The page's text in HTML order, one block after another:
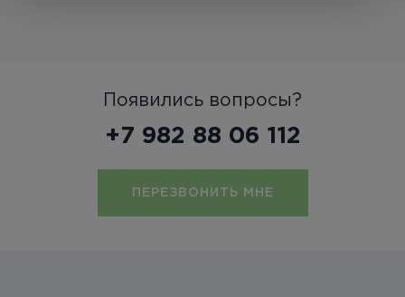
Появились вопросы?
+7 982 88 06 112
ПЕРЕЗВОНИТЬ МНЕ